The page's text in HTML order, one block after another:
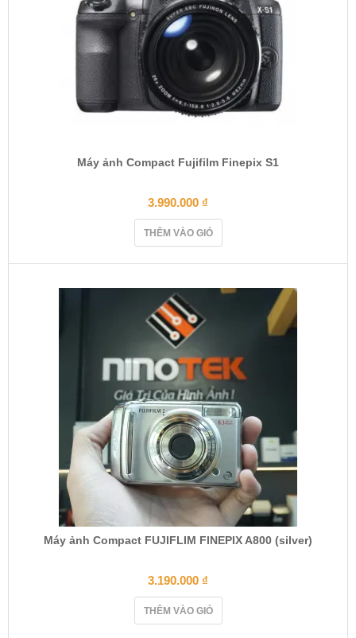
Máy ảnh Compact Fujifilm Finepix S1
3.990.000 ₫
THÊM VÀO GIỎ
Máy ảnh Compact FUJIFLIM FINEPIX A800 (silver)
3.190.000 ₫
THÊM VÀO GIỎ